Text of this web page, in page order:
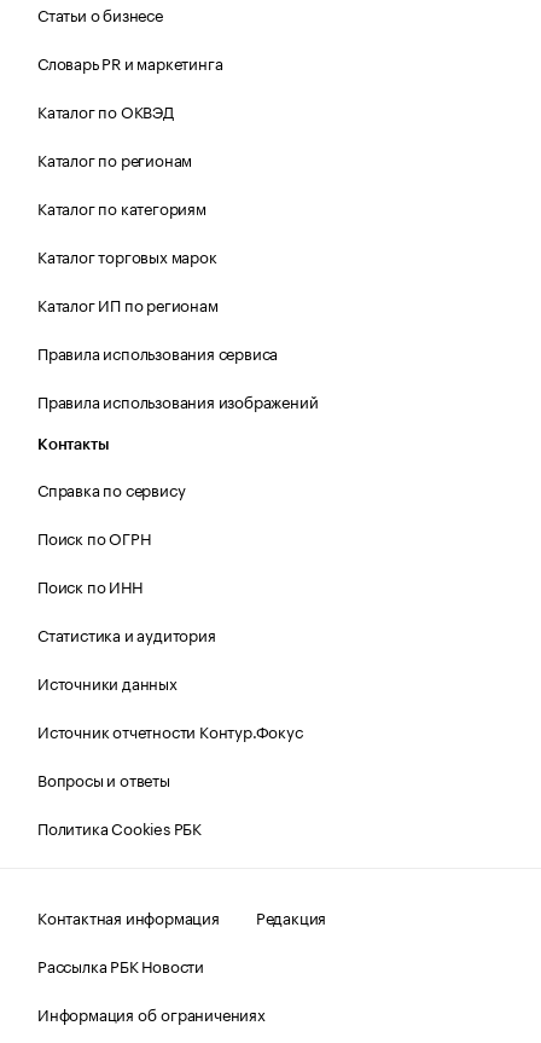
Статьи о бизнесе
Словарь PR и маркетинга
Каталог по ОКВЭД
Каталог по регионам
Каталог по категориям
Каталог торговых марок
Каталог ИП по регионам
Правила использования сервиса
Правила использования изображений
Контакты
Справка по сервису
Поиск по ОГРН
Поиск по ИНН
Статистика и аудитория
Источники данных
Источник отчетности Контур.Фокус
Вопросы и ответы
Политика Cookies РБК
Контактная информация
Редакция
Рассылка РБК Новости
Информация об ограничениях